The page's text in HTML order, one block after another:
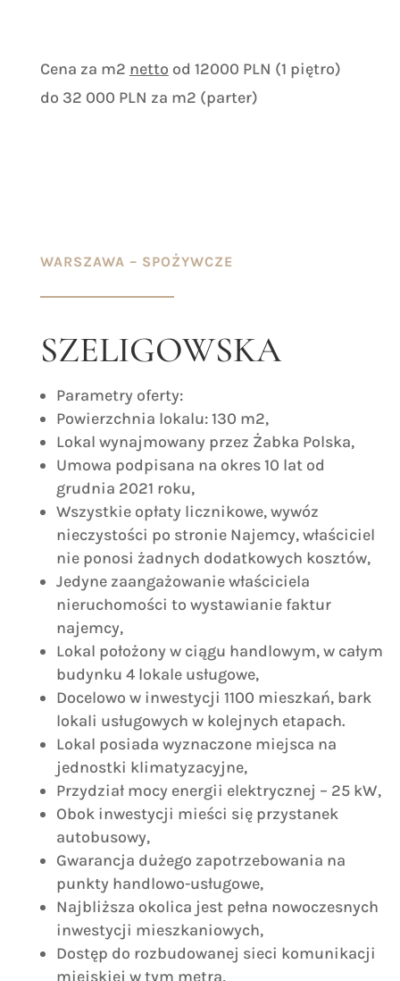
Cena za m2 netto od 12000 PLN (1 piętro)
do 32 000 PLN za m2 (parter)
WARSZAWA – SPOŻYWCZE
SZELIGOWSKA
Parametry oferty:
Powierzchnia lokalu: 130 m2,
Lokal wynajmowany przez Żabka Polska,
Umowa podpisana na okres 10 lat od
grudnia 2021 roku,
Wszystkie opłaty licznikowe, wywóz
nieczystości po stronie Najemcy, właściciel
nie ponosi żadnych dodatkowych kosztów,
Jedyne zaangażowanie właściciela
nieruchomości to wystawianie faktur
najemcy,
Lokal położony w ciągu handlowym, w całym
budynku 4 lokale usługowe,
Docelowo w inwestycji 1100 mieszkań, bark
lokali usługowych w kolejnych etapach.
Lokal posiada wyznaczone miejsca na
jednostki klimatyzacyjne,
Przydział mocy energii elektrycznej – 25 kW,
Obok inwestycji mieści się przystanek
autobusowy,
Gwarancja dużego zapotrzebowania na
punkty handlowo-usługowe,
Najbliższa okolica jest pełna nowoczesnych
inwestycji mieszkaniowych,
Dostęp do rozbudowanej sieci komunikacji
miejskiej w tym metra,